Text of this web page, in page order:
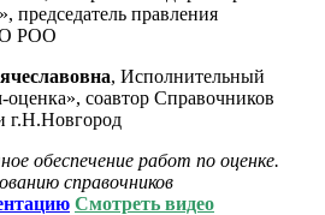
председатель правления
РОО
, Исполнительный
соавтор Справочников
г.Н.Новгород
обеспечение работ по оценке.
справочников
Смотреть видео